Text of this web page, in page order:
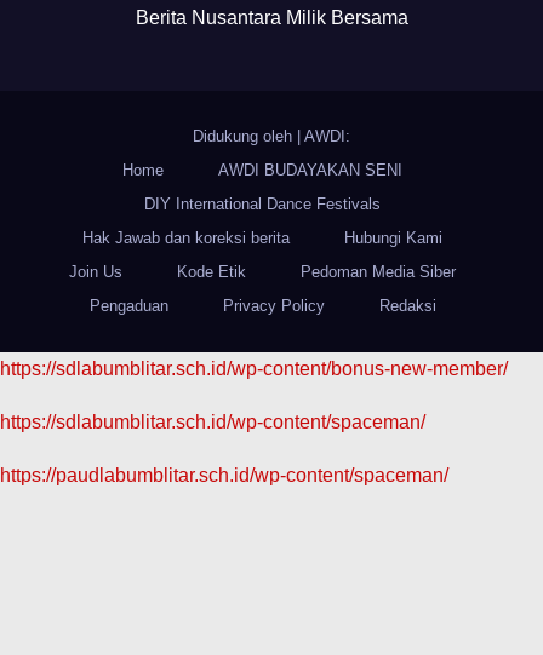
Berita Nusantara Milik Bersama
Didukung oleh
AWDI:
Home
AWDI BUDAYAKAN SENI
DIY International Dance Festivals
Hak Jawab dan koreksi berita
Hubungi Kami
Join Us
Kode Etik
Pedoman Media Siber
Pengaduan
Privacy Policy Redaksi
https://sdlabumblitar.sch.id/wp-content/bonus-new-member/
https://sdlabumblitar.sch.id/wp-content/spaceman/
https://paudlabumblitar.sch.id/wp-content/spaceman/